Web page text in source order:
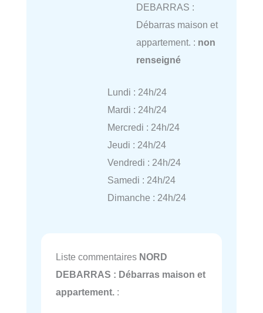
DEBARRAS :
Débarras maison et
appartement. : non
renseigné
Lundi : 24h/24
Mardi : 24h/24
Mercredi : 24h/24
Jeudi : 24h/24
Vendredi : 24h/24
Samedi : 24h/24
Dimanche : 24h/24
Liste commentaires NORD
DEBARRAS : Débarras maison et
appartement. :